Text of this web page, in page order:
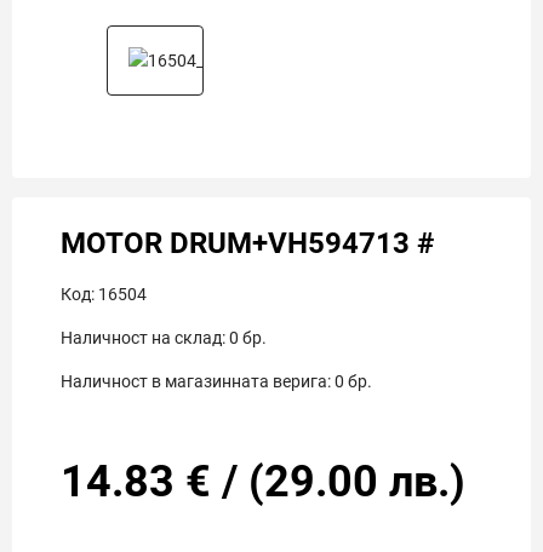
MOTOR DRUM+VH594713 #
Код: 16504
Наличност на склад:0 бр.
Наличност в магазинната верига:0 бр.
14.83 € / (29.00 лв.)